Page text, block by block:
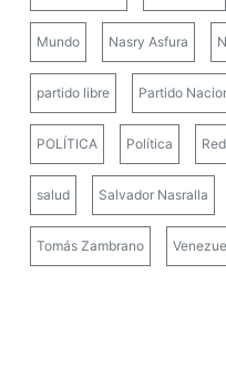
Mundo Nasry Asfura
partido libre Partido
POLÍTICA Política
salud Salvador Nasralla
Tomás Zambrano